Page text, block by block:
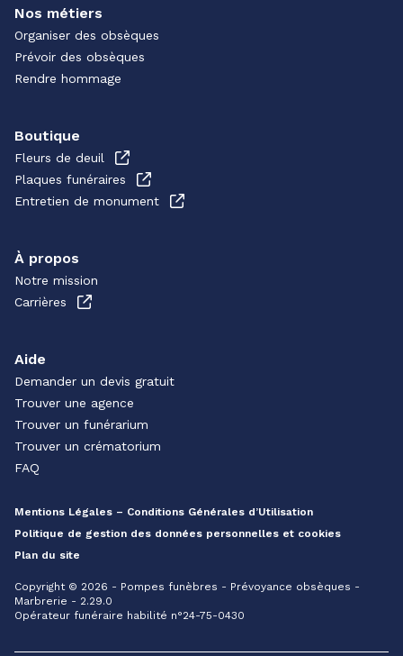
Nos métiers
Organiser des obsèques
Prévoir des obsèques
Rendre hommage
Boutique
Fleurs de deuil
Plaques funéraires
Entretien de monument
À propos
Notre mission
Carrières
Aide
Demander un devis gratuit
Trouver une agence
Trouver un funérarium
Trouver un crématorium
FAQ
Mentions Légales – Conditions Générales d’Utilisation
Politique de gestion des données personnelles et cookies
Plan du site
Copyright © 2026 - Pompes funèbres - Prévoyance obsèques -
Marbrerie - 2.29.0
Opérateur funéraire habilité n°24-75-0430